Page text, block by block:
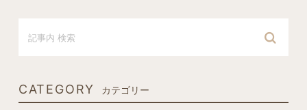
CATEGORY カテゴリー